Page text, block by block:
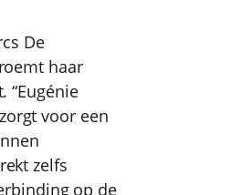
De
haar
“Eugénie
voor een
zelfs
op de